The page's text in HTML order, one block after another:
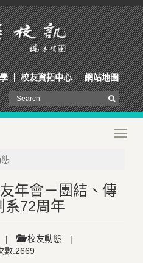
校友資拓中心 網站地圖
年會－團結、傳
系72周年
| 校友動態
|
數:2669